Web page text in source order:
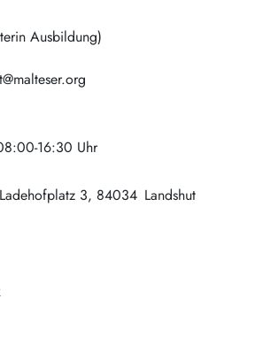
Ausbildung)
16:30 Uhr
Ladehofplatz 3 84034 Landshut